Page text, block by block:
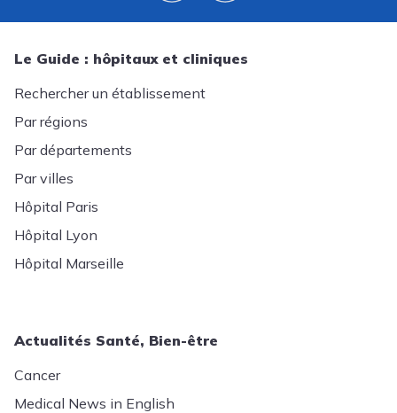
Le Guide : hôpitaux et cliniques
Rechercher un établissement
Par régions
Par départements
Par villes
Hôpital Paris
Hôpital Lyon
Hôpital Marseille
Actualités Santé, Bien-être
Cancer
Medical News in English